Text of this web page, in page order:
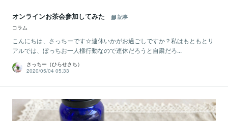
オンラインお茶会参加してみた
記事
コラム
こんにちは、さっちーです☆連休いかがお過ごしですか？私はもともとリ
アルでは、ぼっちお一人様行動なので連休だろうと自粛だろ...
さっちー（ひらせさち）
2020/05/04 05:33